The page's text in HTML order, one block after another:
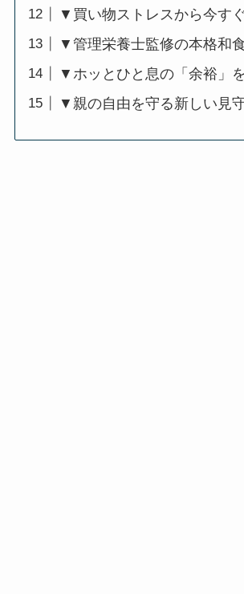
▼買い物ストレスから今す
▼管理栄養士監修の本格和
▼ホッとひと息の「余裕」
▼親の自由を守る新しい見